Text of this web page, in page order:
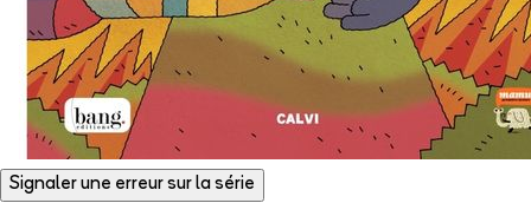
Signaler une erreur sur la série